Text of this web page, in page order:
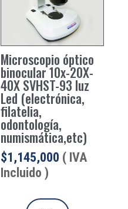
Microscopio óptico
binocular 10x-20X-
40X SVHST-93 luz
Led (electrónica,
filatelia,
odontología,
numismática,etc)
$1,145,000 ( IVA
Incluido )